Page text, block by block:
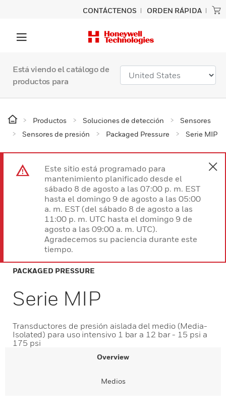
CONTÁCTENOS ORDEN RÁPIDA
Está viendo el catálogo de
productos para
Productos Soluciones de detección
Sensores
Sensores de presión
Packaged Pressure Serie MIP
Este sitio está programado para
mantenimiento planificado desde el
sábado 8 de agosto a las 07:00 p. m. EST
hasta el domingo 9 de agosto a las 05:00
a. m. EST (del sábado 8 de agosto a las
11:00 p. m. UTC hasta el domingo 9 de
agosto a las 09:00 a. m. UTC).
Agradecemos su paciencia durante este
tiempo.
PACKAGED PRESSURE
Serie MIP
Transductores de presión aislada del medio (Media-
Isolated) para uso intensivo 1 bar a 12 bar - 15 psi a
175 psi
Overview
Medios